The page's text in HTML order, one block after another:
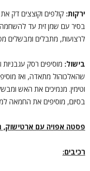
ירקות: קולפים וקוצצים דק
בסיר עם שמן זית עד
לרצועות, מתבלים ומבשלים
בישול: מוסיפים רסק
שהאלכוהול מתאדה, ואז
וטימין. מנמיכים את האש
בסיום, מוסיפים את החמאה
פסטה אפויה עם ארטישוק,
רכיבים: